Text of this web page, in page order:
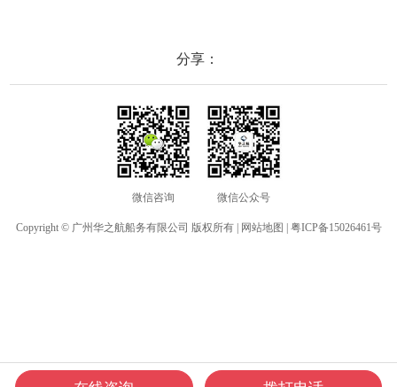
分享：
微信咨询 微信公众号
Copyright © 广州华之航船务有限公司 版权所有 | 网站地图 | 粤ICP备15026461号